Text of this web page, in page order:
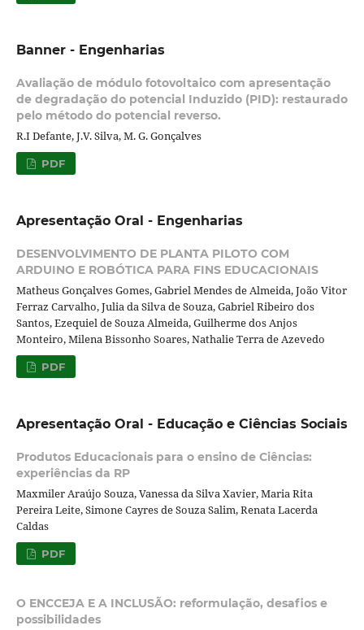
Banner - Engenharias
Avaliação de módulo fotovoltaico com apresentação
de degradação do potencial Induzido (PID): restaurado
pelo método do potencial reverso.
R.I Defante, J.V. Silva, M. G. Gonçalves
PDF
Apresentação Oral - Engenharias
DESENVOLVIMENTO DE PLANTA PILOTO COM
ARDUINO E ROBÓTICA PARA FINS EDUCACIONAIS
Matheus Gonçalves Gomes, Gabriel Mendes de Almeida, João Vitor
Ferraz Carvalho, Julia da Silva de Souza, Gabriel Ribeiro dos
Santos, Ezequiel de Souza Almeida, Guilherme dos Anjos
Monteiro, Milena Bissonho Soares, Nathalie Terra de Azevedo
PDF
Apresentação Oral - Educação e Ciências Sociais
Produtos Educacionais para o ensino de Ciências:
experiências da RP
Maxmiler Araújo Souza, Vanessa da Silva Xavier, Maria Rita
Pereira Leite, Simone Cayres de Souza Salim, Renata Lacerda
Caldas
PDF
O ENCCEJA E A INCLUSÃO: reformulação, desafios e
possibilidades